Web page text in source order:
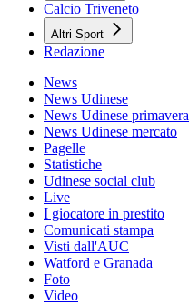
Calcio Triveneto
Altri Sport
Redazione
News
News Udinese
News Udinese primavera
News Udinese mercato
Pagelle
Statistiche
Udinese social club
Live
I giocatore in prestito
Comunicati stampa
Visti dall'AUC
Watford e Granada
Foto
Video